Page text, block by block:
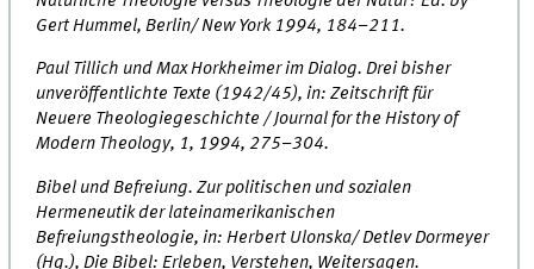
Gert Hummel, Berlin/ New York 1994, 184–211.
Paul Tillich und Max Horkheimer im Dialog. Drei bisher
unveröffentlichte Texte (1942/45), in: Zeitschrift für
Neuere Theologiegeschichte / Journal for the History of
Modern Theology, 1, 1994, 275–304.
Bibel und Befreiung. Zur politischen und sozialen
Hermeneutik der lateinamerikanischen
Befreiungstheologie, in: Herbert Ulonska/ Detlev Dormeyer
(Hg.), Die Bibel: Erleben, Verstehen, Weitersagen.